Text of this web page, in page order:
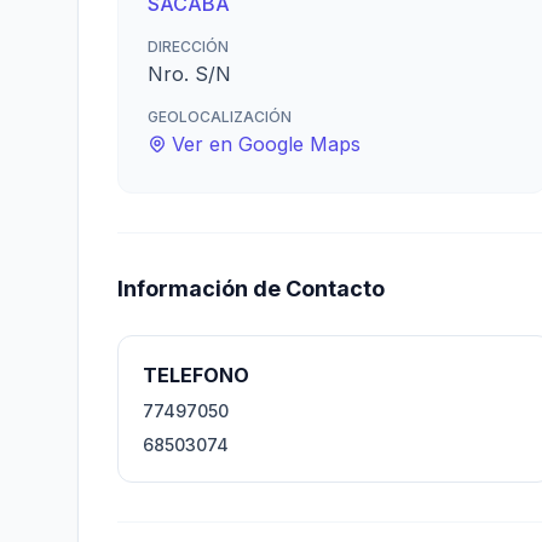
DIRECCIÓN
Nro. S/N
GEOLOCALIZACIÓN
Ver en Google Maps
Información de Contacto
TELEFONO
77497050
68503074